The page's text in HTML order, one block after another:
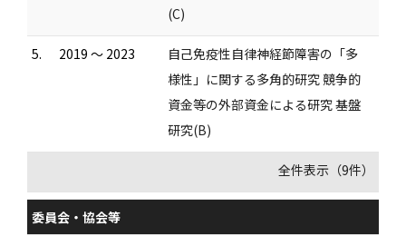
(C)
5. 2019 ～ 2023
自己免疫性自律神経節障害の「多
様性」に関する多角的研究 競争的
資金等の外部資金による研究 基盤
研究(B)
全件表示（9件）
委員会・協会等